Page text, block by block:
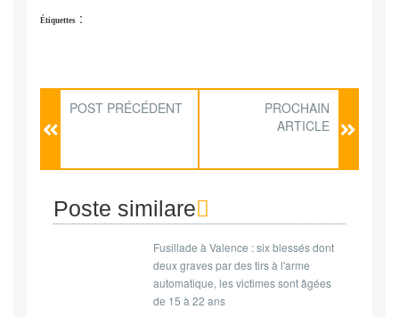
Étiquettes :
POST PRÉCÉDENT
PROCHAIN
ARTICLE
Poste similare
Fusillade à Valence : six blessés dont
deux graves par des tirs à l'arme
automatique, les victimes sont âgées
de 15 à 22 ans